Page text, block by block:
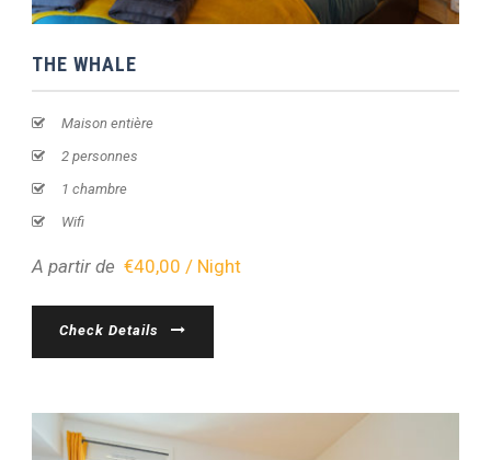
THE WHALE
Maison entière
2 personnes
1 chambre
Wifi
A partir de €40,00 / Night
Check Details